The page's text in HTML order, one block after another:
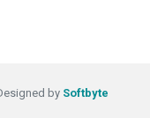
by Softbyte